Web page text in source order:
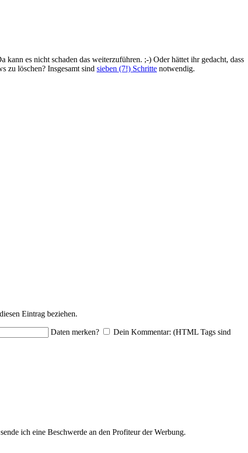
kann es nicht schaden das weiterzuführen. ;-) Oder hättet ihr gedacht, dass
zu löschen? Insgesamt sind sieben (7!) Schritte notwendig.
Eintrag beziehen.
Daten merken? Dein Kommentar: (HTML Tags sind
ich eine Beschwerde an den Profiteur der Werbung.